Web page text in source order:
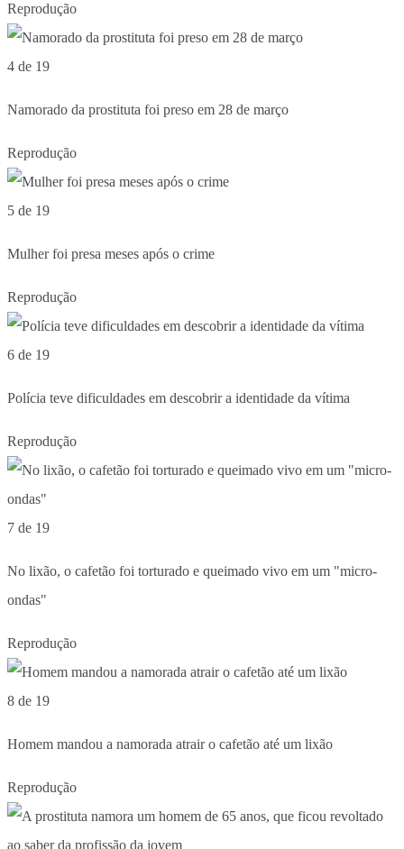
Reprodução
4 de 19
Namorado da prostituta foi preso em 28 de março
Reprodução
5 de 19
Mulher foi presa meses após o crime
Reprodução
6 de 19
Polícia teve dificuldades em descobrir a identidade da vítima
Reprodução
7 de 19
No lixão, o cafetão foi torturado e queimado vivo em um "micro-
ondas"
Reprodução
8 de 19
Homem mandou a namorada atrair o cafetão até um lixão
Reprodução